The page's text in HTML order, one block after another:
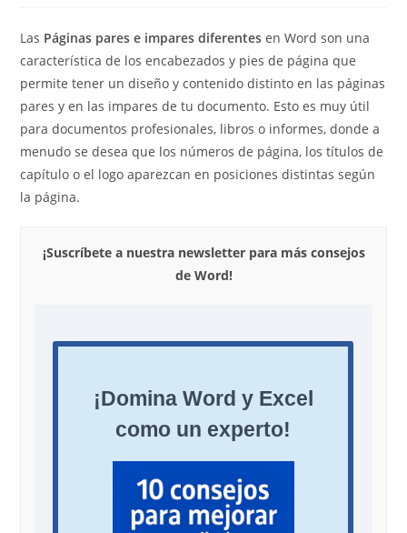
entrada:
entrada:
Las Páginas pares e impares diferentes en Word son una
característica de los encabezados y pies de página que
permite tener un diseño y contenido distinto en las páginas
pares y en las impares de tu documento. Esto es muy útil
para documentos profesionales, libros o informes, donde a
menudo se desea que los números de página, los títulos de
capítulo o el logo aparezcan en posiciones distintas según
la página.
¡Suscríbete a nuestra newsletter para más consejos
de Word!